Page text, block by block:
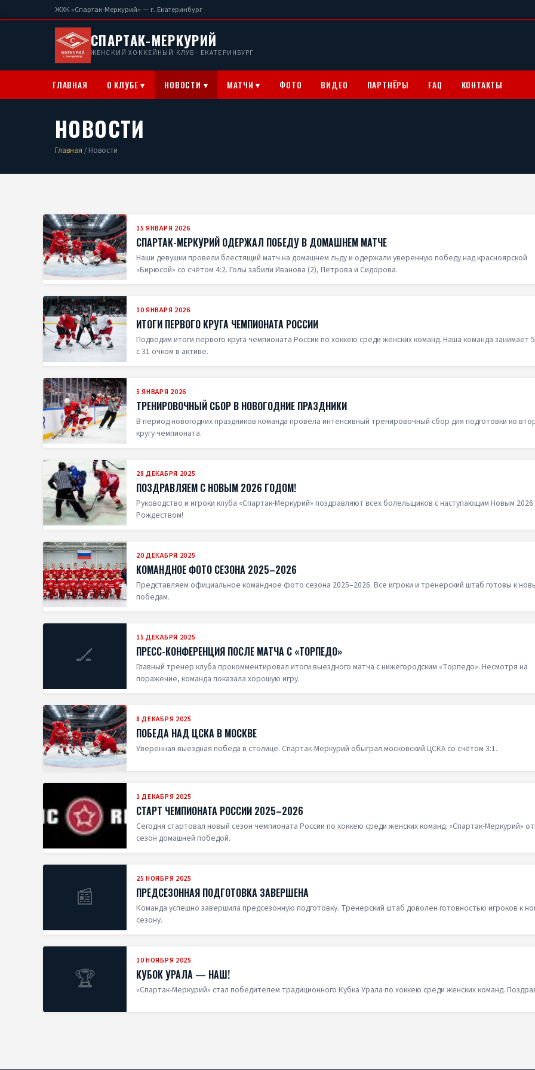
ЖХК «Спартак-Меркурий» — г. Екатеринбург
СПАРТАК-МЕРКУРИЙ
ЖЕНСКИЙ ХОККЕЙНЫЙ КЛУБ · ЕКАТЕРИНБУРГ
ГЛАВНАЯ О КЛУБЕ ▾ НОВОСТИ ▾ МАТЧИ ▾ ФОТО ВИДЕО ПАРТНЁРЫ FAQ КОНТАКТЫ
НОВОСТИ
Главная / Новости
15 ЯНВАРЯ 2026
СПАРТАК-МЕРКУРИЙ ОДЕРЖАЛ ПОБЕДУ В ДОМАШНЕМ МАТЧЕ
Наши девушки провели блестящий матч на домашнем льду и одержали уверенную победу над красноярской
«Бирюсой» со счётом 4:2. Голы забили Иванова (2), Петрова и Сидорова.
10 ЯНВАРЯ 2026
ИТОГИ ПЕРВОГО КРУГА ЧЕМПИОНАТА РОССИИ
Подводим итоги первого круга чемпионата России по хоккею среди женских команд. Наша команда занимает
с 31 очком в активе.
5 ЯНВАРЯ 2026
ТРЕНИРОВОЧНЫЙ СБОР В НОВОГОДНИЕ ПРАЗДНИКИ
В период новогодних праздников команда провела интенсивный тренировочный сбор для подготовки ко
кругу чемпионата.
28 ДЕКАБРЯ 2025
ПОЗДРАВЛЯЕМ С НОВЫМ 2026 ГОДОМ!
Руководство и игроки клуба «Спартак-Меркурий» поздравляют всех болельщиков с наступающим Новым 2026
Рождеством!
20 ДЕКАБРЯ 2025
КОМАНДНОЕ ФОТО СЕЗОНА 2025–2026
Представляем официальное командное фото сезона 2025–2026. Все игроки и тренерский штаб готовы к
победам.
🏒
15 ДЕКАБРЯ 2025
ПРЕСС-КОНФЕРЕНЦИЯ ПОСЛЕ МАТЧА С «ТОРПЕДО»
Главный тренер клуба прокомментировал итоги выездного матча с нижегородским «Торпедо». Несмотря на
поражение, команда показала хорошую игру.
8 ДЕКАБРЯ 2025
ПОБЕДА НАД ЦСКА В МОСКВЕ
Уверенная выездная победа в столице. Спартак-Меркурий обыграл московский ЦСКА со счётом 3:1.
1 ДЕКАБРЯ 2025
СТАРТ ЧЕМПИОНАТА РОССИИ 2025–2026
Сегодня стартовал новый сезон чемпионата России по хоккею среди женских команд. «Спартак-Меркурий»
сезон домашней победой.
📰
25 НОЯБРЯ 2025
ПРЕДСЕЗОННАЯ ПОДГОТОВКА ЗАВЕРШЕНА
Команда успешно завершила предсезонную подготовку. Тренерский штаб доволен готовностью игроков к
сезону.
🏆
10 НОЯБРЯ 2025
КУБОК УРАЛА — НАШ!
«Спартак-Меркурий» стал победителем традиционного Кубка Урала по хоккею среди женских команд.